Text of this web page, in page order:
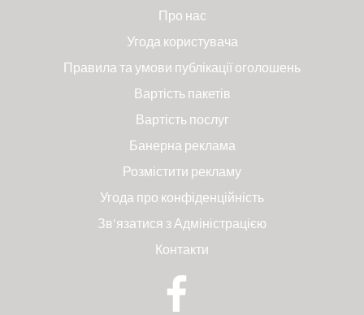
Про нас
Угода користувача
Правила та умови публікації оголошень
Вартість пакетів
Вартість послуг
Банерна реклама
Розмістити рекламу
Угода про конфіденційність
Зв'язатися з Адміністрацією
Контакти